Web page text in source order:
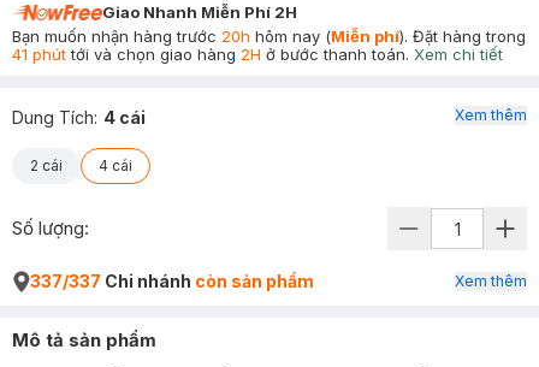
Giao Nhanh Miễn Phí 2H
Bạn muốn nhận hàng trước 20h hôm nay (Miễn phí). Đặt hàng trong
41 phúttới và chọn giao hàng 2H ở bước thanh toán. Xem chi tiết
Dung Tích: 4 cái
2 cái 4 cái
Xem thêm
Số lượng:
337/337 Chi nhánh còn sản phẩm Xem thêm
Mô tả sản phẩm